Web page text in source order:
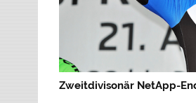
Zweitdivisonär NetApp-